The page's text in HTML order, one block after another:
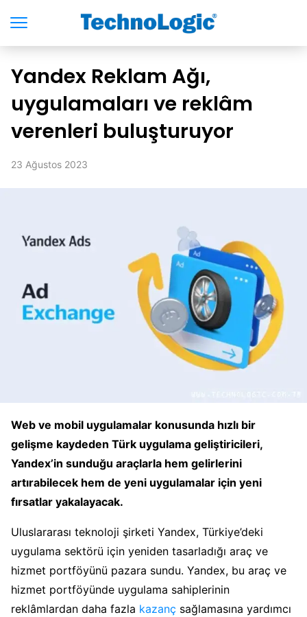
Yandex Reklam Ağı,
uygulamaları ve reklâm
verenleri buluşturuyor
23 Ağustos 2023
Web ve mobil uygulamalar konusunda hızlı bir
gelişme kaydeden Türk uygulama geliştiricileri,
Yandex’in sunduğu araçlarla hem gelirlerini
artırabilecek hem de yeni uygulamalar için yeni
fırsatlar yakalayacak.
Uluslararası teknoloji şirketi Yandex, Türkiye’deki
uygulama sektörü için yeniden tasarladığı araç ve
hizmet portföyünü pazara sundu. Yandex, bu araç ve
hizmet portföyünde uygulama sahiplerinin
reklâmlardan daha fazla kazanç sağlamasına yardımcı